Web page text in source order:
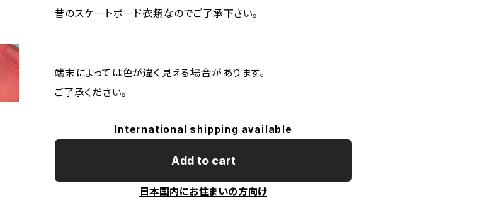
昔のスケートボード衣類なのでご了承下さい。
端末によっては色が違く見える場合があります。
ご了承ください。
International shipping available
Add to cart
日本国内にお住まいの方向け